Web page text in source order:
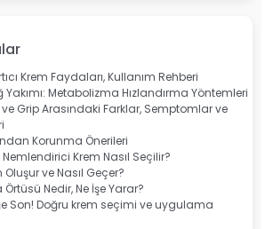
Krem Faydaları, Kullanım Rehberi
Yakımı: Metabolizma Hızlandırma Yöntemleri
ve Grip Arasındaki Farklar, Semptomlar ve
Korunma Önerileri
Krem Nasıl Seçilir?
Oluşur ve Nasıl Geçer?
Nedir, Ne İşe Yarar?
Son! Doğru krem seçimi ve uygulama